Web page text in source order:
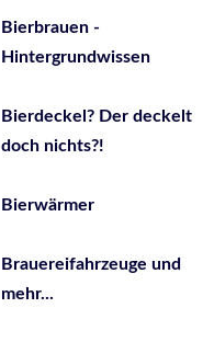
Bierbrauen -
Hintergrundwissen
Bierdeckel? Der deckelt
doch nichts?!
Bierwärmer
Brauereifahrzeuge und
mehr...